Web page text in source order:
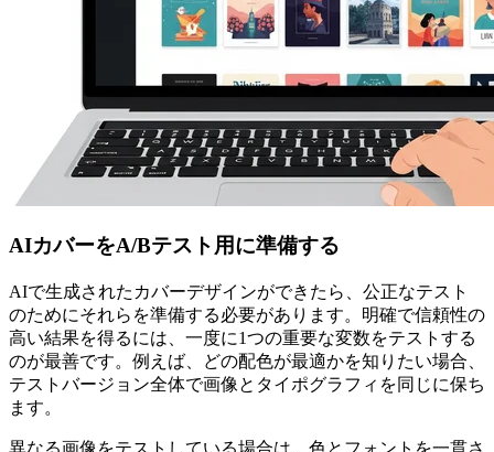
AIカバーをA/Bテスト用に準備する
AIで生成されたカバーデザインができたら、公正なテスト
のためにそれらを準備する必要があります。明確で信頼性の
高い結果を得るには、一度に1つの重要な変数をテストする
のが最善です。例えば、どの配色が最適かを知りたい場合、
テストバージョン全体で画像とタイポグラフィを同じに保ち
ます。
異なる画像をテストしている場合は、色とフォントを一貫さ